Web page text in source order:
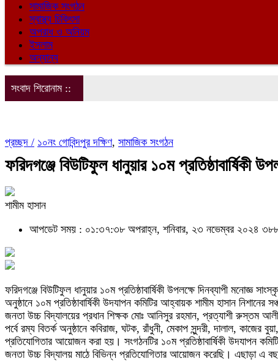
সামাজিক সংগঠন
স্বাস্থ্য চিকিৎসা
অপরাধ ও অনিয়ম
ইসলাম
অন্যান্য
সংবাদ শিরোনাম ::
প্রচ্ছদ / ১০নং গোবিন্দপুর দক্ষিণ, সামাজিক সংগঠন
ফরিদগঞ্জে বিউটিফুল ধানুয়ার ১০ম প্রতিষ্ঠাবার্ষিকী
শামীম হাসান
আপডেট সময় : ০১:৩৭:৩৮ অপরাহ্ন, শনিবার, ২৩ নভেম্বর ২০২৪
ফরিদগঞ্জে বিউটিফুল ধানুয়ার ১০ম প্রতিষ্ঠাবার্ষিকী উপলক্ষে দিনব্যাপী মনোজ্ঞ
অনুষ্ঠানে ১০ম প্রতিষ্ঠাবার্ষিকী উদযাপন কমিটির আহ্বায়ক শামীম হাসান
জনতা উচ্চ বিদ্যালয়ের প্রধান শিক্ষক মোঃ আনিসুর রহমান, প্রত্যাশী রুস্তম আলী
পর্বে রম্য বিতর্ক অনুষ্ঠানে কবিরাজ, ঘটক, রাঁধুনী, মেকাপ সুন্দরী, দালাল,
প্রতিযোগিতার আয়োজন করা হয়। সংগঠনটির ১০ম প্রতিষ্ঠাবার্ষিকী উদযাপন
জনতা উচ্চ বিদ্যালয় মাঠে বিভিন্ন প্রতিযোগিতার আয়োজন করেছি। এছাড়া এ